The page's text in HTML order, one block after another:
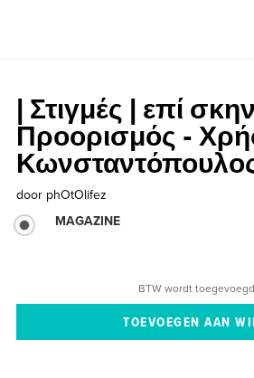
| Στιγμές | επί
Προορισμός -
door phOtOlifez
MAGAZINE
BTW wordt